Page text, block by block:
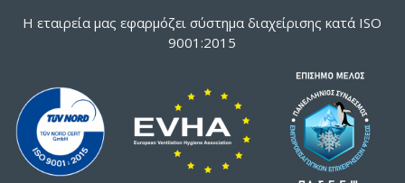
Η εταιρεία μας εφαρμόζει σύστημα διαχείρισης κατά ISO
9001:2015